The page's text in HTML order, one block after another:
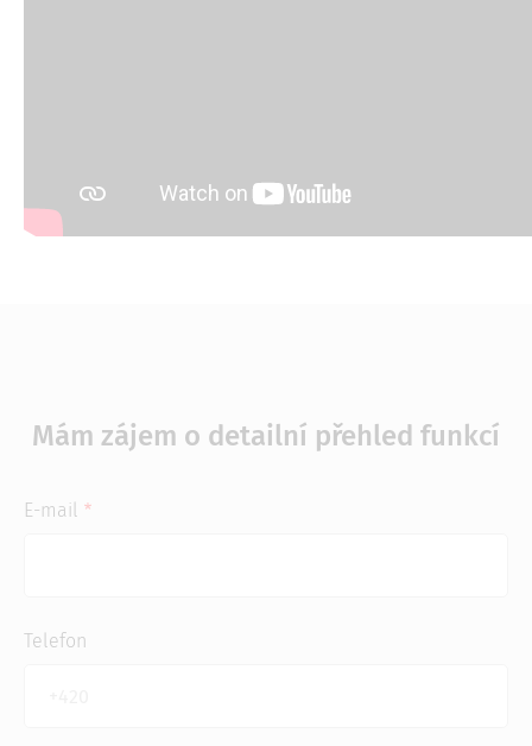
Mám zájem o detailní přehled funkcí
E-mail
Telefon